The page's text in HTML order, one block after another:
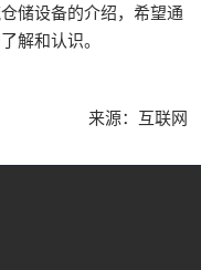
储设备的介绍，希望通
解和认识。
来源：互联网